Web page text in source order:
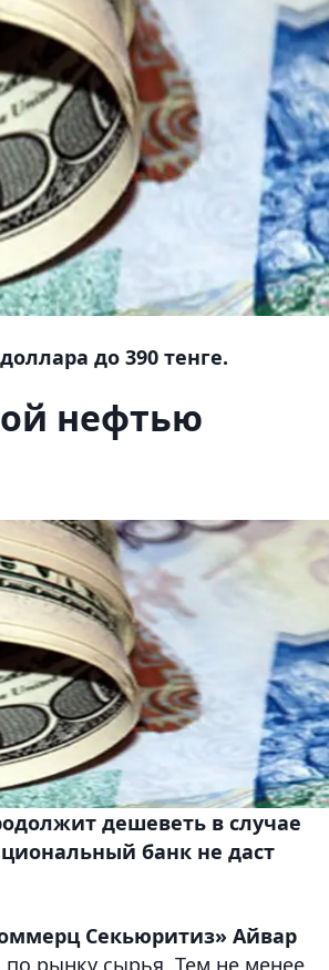
до 390 тенге.
нефтью
дешеветь в случае
банк не даст
Секьюритиз» Айвар
по рынку сырья. Тем не менее